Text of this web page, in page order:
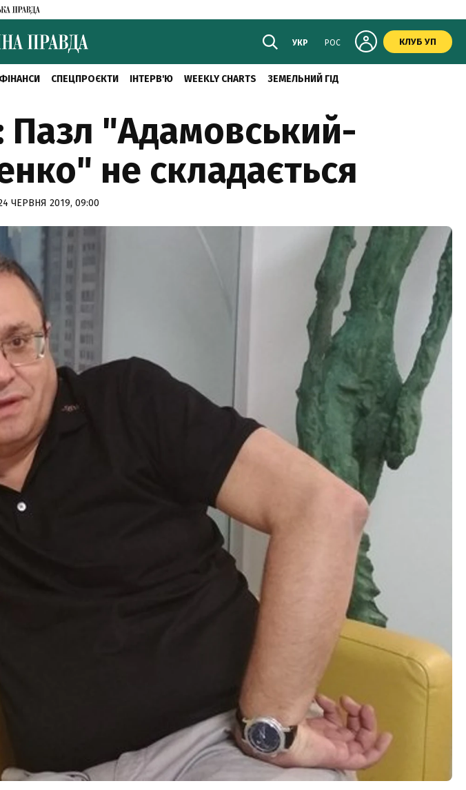
УКР РОС КЛУБ УП
ФІНАНСИ СПЕЦПРОЄКТИ ІНТЕРВ'Ю WEEKLY CHARTS ЗЕМЕЛЬНИЙ ГІД
Пазл "Адамовський-
не складається
ЧЕРВНЯ 2019, 09:00